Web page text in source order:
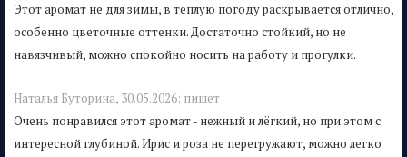
Этот аромат не для зимы, в теплую погоду раскрывается отлично,
особенно цветочные оттенки. Достаточно стойкий, но не
навязчивый, можно спокойно носить на работу и прогулки.
Наталья Буторина, 30.05.2026: пишет
Очень понравился этот аромат - нежный и лёгкий, но при этом с
интересной глубиной. Ирис и роза не перегружают, можно легко